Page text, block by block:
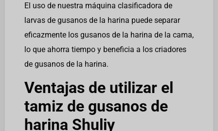
El uso de nuestra máquina clasificadora de
larvas de gusanos de la harina puede separar
eficazmente los gusanos de la harina de la cama,
lo que ahorra tiempo y beneficia a los criadores
de gusanos de la harina.
Ventajas de utilizar el
tamiz de gusanos de
harina Shuliy